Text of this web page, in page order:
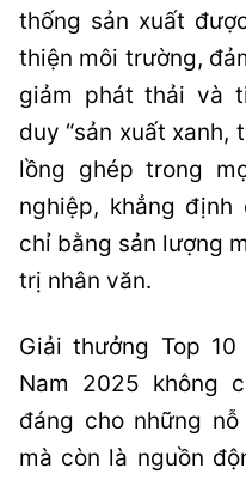
thống sản xuất
thiện môi trường,
giảm phát thải và
duy “sản xuất xanh,
lồng ghép trong
nghiệp, khẳng
chỉ bằng sản lượng
trị nhân văn.
Giải thưởng Top
Nam 2025 không
đáng cho những
mà còn là nguồn